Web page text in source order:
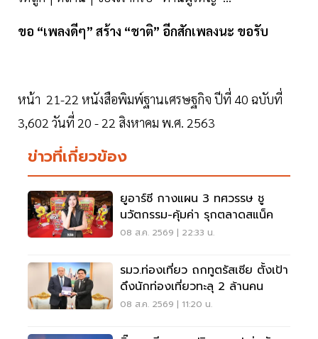
ขอ “เพลงดีๆ” สร้าง “ชาติ​” อีกสักเพลงนะ​ ขอรับ
หน้า 21-22 หนังสือพิมพ์ฐานเศรษฐกิจ ปีที่ 40 ฉบับที่
3,602 วันที่ 20 - 22 สิงหาคม พ.ศ. 2563
ข่าวที่เกี่ยวข้อง
ยูอาร์ซี กางแผน 3 ทศวรรษ ชู
นวัตกรรม-คุ้มค่า รุกตลาดสแน็ค
08 ส.ค. 2569 | 22:33 น.
รมว.ท่องเที่ยว ถกทูตรัสเซีย ตั้งเป้า
ดึงนักท่องเที่ยวทะลุ 2 ล้านคน
08 ส.ค. 2569 | 11:20 น.